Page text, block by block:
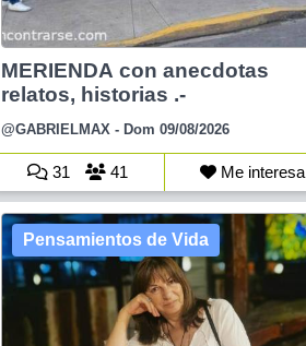
MERIENDA con anecdotas
relatos, historias .-
@GABRIELMAX - Dom 09/08/2026
31 41 Me interesa
Pensamientos de Vida